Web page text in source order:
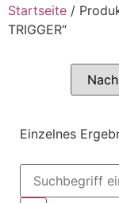
Startseite /
TRIGGER“
Einzelnes